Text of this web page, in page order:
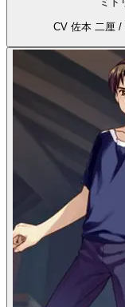
CV 佐本 二厘 /